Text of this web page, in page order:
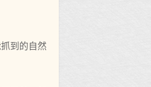
到的自然